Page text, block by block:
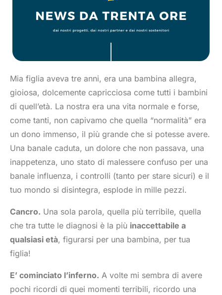
Mia figlia aveva tre anni, era una bambina allegra,
gioiosa, dolcemente capricciosa come tutti i bambini
di quell’età. La nostra era una vita normale e forse,
come tanti, non capivamo che quella “normalità” era
un dono immenso, il più grande che si potesse avere.
Una banale caduta, un dolore che non passava, una
inappetenza, uno stato di malessere confuso per una
banale influenza, i controlli (tanto per stare sicuri) e il
tuo mondo si disintegra, esplode in mille pezzi.
Cancro. Una sola parola, quella più terribile, quella
che tra tutte le diagnosi è la più inaccettabile a
qualsiasi età, figurarsi per una bambina, per tua
figlia!
E’ cominciato l’inferno. A volte mi sembra di avere
pochi ricordi di quei momenti terribili, ricordo una